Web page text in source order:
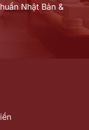
Nhật Bản &